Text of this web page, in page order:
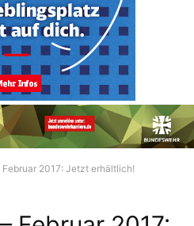
2017: Jetzt erhältlich!